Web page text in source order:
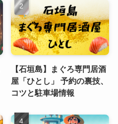
【石垣島】まぐろ専門居酒
屋「ひとし」 予約の裏技、
コツと駐車場情報